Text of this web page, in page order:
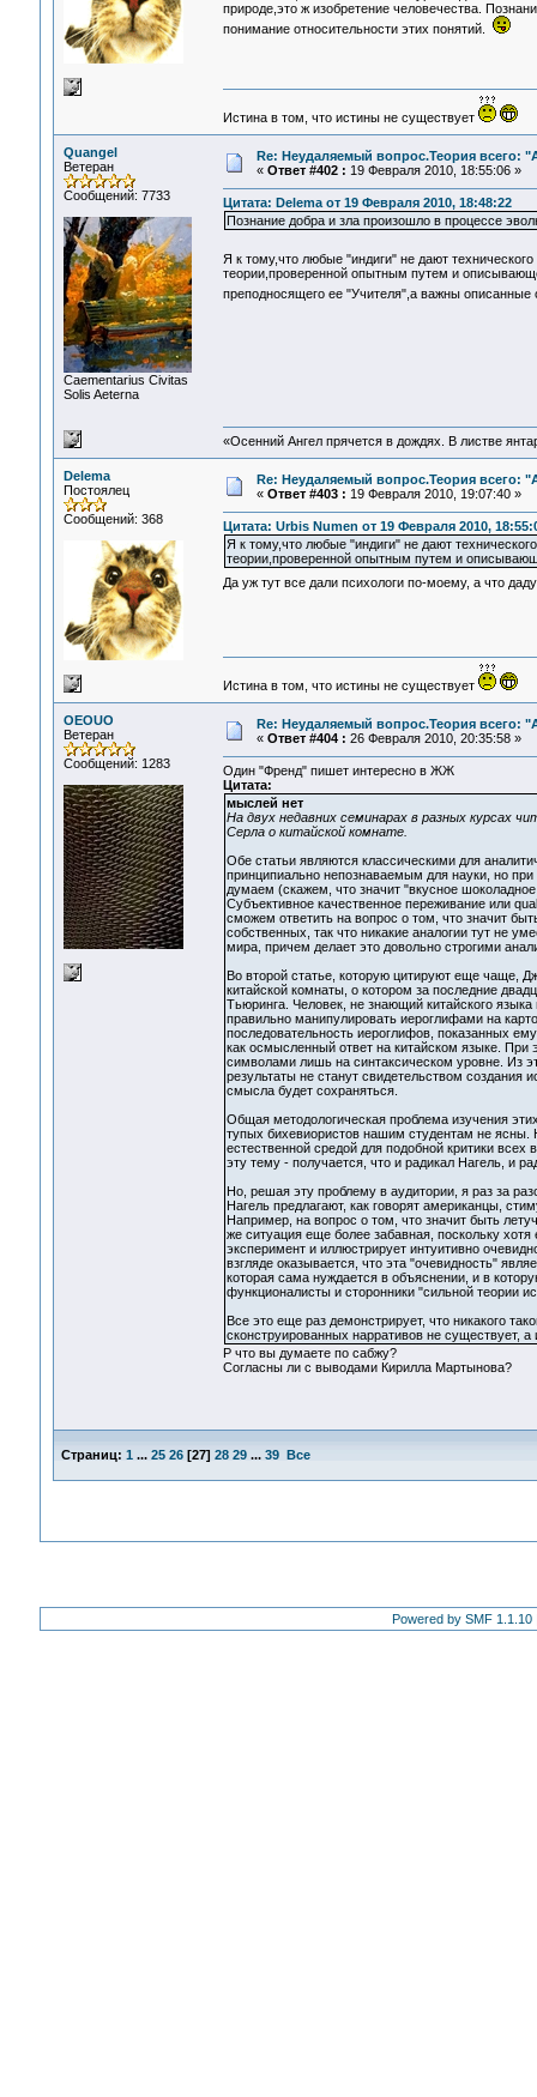
природе,это ж изобретение человечества.
понимание относительности этих понятий.
Истина в том, что истины не существует
Quangel
Ветеран
Сообщений: 7733
Сaementarius Civitas
Solis Aeterna
Re: Неудаляемый вопрос.Теория всего:
« Ответ #402 : 19 Февраля 2010, 18:55:06 »
Цитата: Delema от 19 Февраля 2010, 18:48:22
Познание добра и зла произошло в процессе
Я к тому,что любые "индиги" не дают
теории,проверенной опытным путем и
преподносящего ее "Учителя",а важны описанные
«Осенний Ангел прячется в дождях. В листве
Delema
Постоялец
Сообщений: 368
Re: Неудаляемый вопрос.Теория всего:
« Ответ #403 : 19 Февраля 2010, 19:07:40 »
Цитата: Urbis Numen от 19 Февраля 2010,
Я к тому,что любые "индиги" не дают
теории,проверенной опытным путем и
Да уж тут все дали психологи по-моему, а что
Истина в том, что истины не существует
OEOUO
Ветеран
Сообщений: 1283
Re: Неудаляемый вопрос.Теория всего:
« Ответ #404 : 26 Февраля 2010, 20:35:58 »
Один "Френд" пишет интересно в ЖЖ
Цитата:
мыслей нет
На двух недавних семинарах в разных курсах
Серла о китайской комнате.
Обе статьи являются классическими для
принципиально непознаваемым для науки, но
думаем (скажем, что значит "вкусное
Субъективное качественное переживание или
сможем ответить на вопрос о том, что значит
собственных, так что никакие аналогии тут не
мира, причем делает это довольно строгими
Во второй статье, которую цитируют еще чаще,
китайской комнаты, о котором за последние
Тьюринга. Человек, не знающий китайского
правильно манипулировать иероглифами на
последовательность иероглифов, показанных
как осмысленный ответ на китайском языке. При
символами лишь на синтаксическом уровне. Из
результаты не станут свидетельством
смысла будет сохраняться.
Общая методологическая проблема изучения
тупых бихевиористов нашим студентам не ясны.
естественной средой для подобной критики
эту тему - получается, что и радикал Нагель, и
Но, решая эту проблему в аудитории, я раз за
Нагель предлагают, как говорят американцы,
Например, на вопрос о том, что значит быть
же ситуация еще более забавная, поскольку
эксперимент и иллюстрирует интуитивно
взгляде оказывается, что эта "очевидность"
которая сама нуждается в объяснении, и в
функционалисты и сторонники "сильной теории
Все это еще раз демонстрирует, что никакого
сконструированных нарративов не существует,
Р что вы думаете по сабжу?
Согласны ли с выводами Кирилла Мартынова?
Страниц: 1 ... 25 26[27] 28 29 ... 39 Все
Powered by SMF 1.1.10